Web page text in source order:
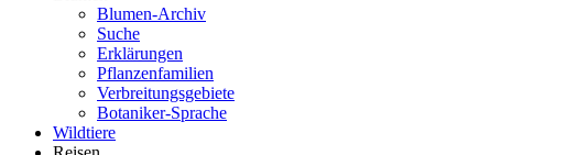
Blumen-Archiv
Suche
Erklärungen
Pflanzenfamilien
Verbreitungsgebiete
Botaniker-Sprache
Wildtiere